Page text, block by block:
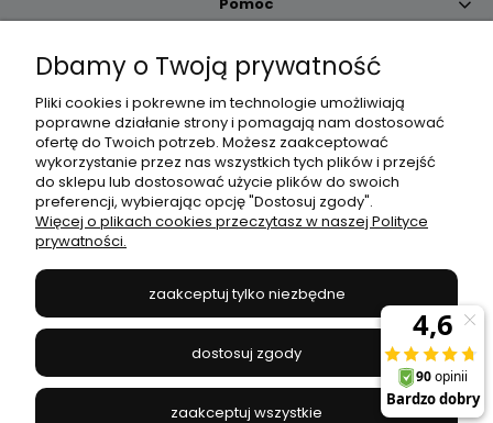
Moje konto
Płatności i dostawa
Informacje
JANEX
669-050-03-43
504 545 749//E-mail:sklep@janexmarket.pl
Dbamy o Twoją prywatność
Pliki cookies i pokrewne im technologie umożliwiają
poprawne działanie strony i pomagają nam dostosować
ofertę do Twoich potrzeb. Możesz zaakceptować
wykorzystanie przez nas wszystkich tych plików i przejść
do sklepu lub dostosować użycie plików do swoich
preferencji, wybierając opcję "Dostosuj zgody".
Więcej o plikach cookies przeczytasz w naszej Polityce
prywatności.
zaakceptuj tylko niezbędne
dostosuj zgody
zaakceptuj wszystkie